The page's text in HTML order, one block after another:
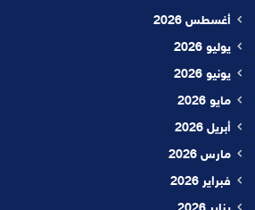
أغسطس 2026
يوليو 2026
يونيو 2026
مايو 2026
أبريل 2026
مارس 2026
فبراير 2026